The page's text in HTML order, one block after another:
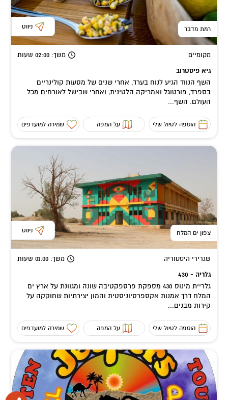
רמת מדבר ניווט
מקומיים משך: 02:00 שעות
גיא פיסטרוב
השף הנווד הגיע לנוח בערד, אחרי שנים של מסעות קולינריים
בספרד, פורטוגל ואמריקה הלטינית, ואחרי שבישל לאורחים מכל
העולם. השף...
הוספה לטיול שלי על המפה שמירה למועדפים
צפון ים המלח ניווט
שגרירי היסטוריה משך: 01:00 שעות
גלריה - 430
גלריית מינוס 430 מספקת פרספקטיבה שונה ומגוונת על ארץ ים
המלח דרך אמנות אקספרסיוניסטית והמון יצירתיות שחוקקה על
קירות מבנים...
הוספה לטיול שלי על המפה שמירה למועדפים